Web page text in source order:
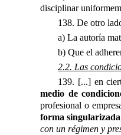
disciplinar
138. De otro
a) La autoría
b) Que el
2.2. Las
139. [...] en
medio de
profesional o
forma singularizada
con un régimen y